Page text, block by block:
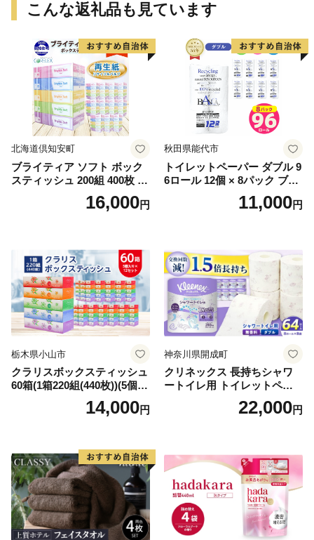
こんな返礼品も見ています
北海道倶知安町
ブライティア ソフト ボック
スティッシュ 200組 400枚 60
箱 日本製 まとめ買い ティッ
シュ リサイクル 長持 防災 常
倶知安町 日用品
16,000円
秋田県能代市
トイレットペーパー ダブル 9
6ロール 12個 × 8パック ブラ
ンカ 再生紙 100％ 芯あり 日
用品 消耗品 無香料 生活用品
11,000円
栃木県小山市
クラリスボックスティッシュ
60箱(1箱220組(440枚))(5個入
り×12セット)【1256759】
14,000円
神奈川県開成町
クリネックス 長持ちシャワ
ートイレ用 トイレットペー
パー（ダブル）64ロール(8ロ
ール×8パック) 開成町 トイレ
蓄 防災 エコ 消耗品 生活雑貨
生活用品 無香料 トイレット
ペーパー ダブル といれっと
ぺーぱー トイレ クレシア ト
イレットペーパー [BDBH002
-1]
22,000円